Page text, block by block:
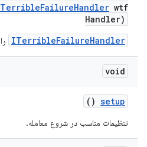
FailureHandler wtf
Handler)
ITerribleFailureHandler
void
setup
()
تنظیمات مناسب در شروع معامله.